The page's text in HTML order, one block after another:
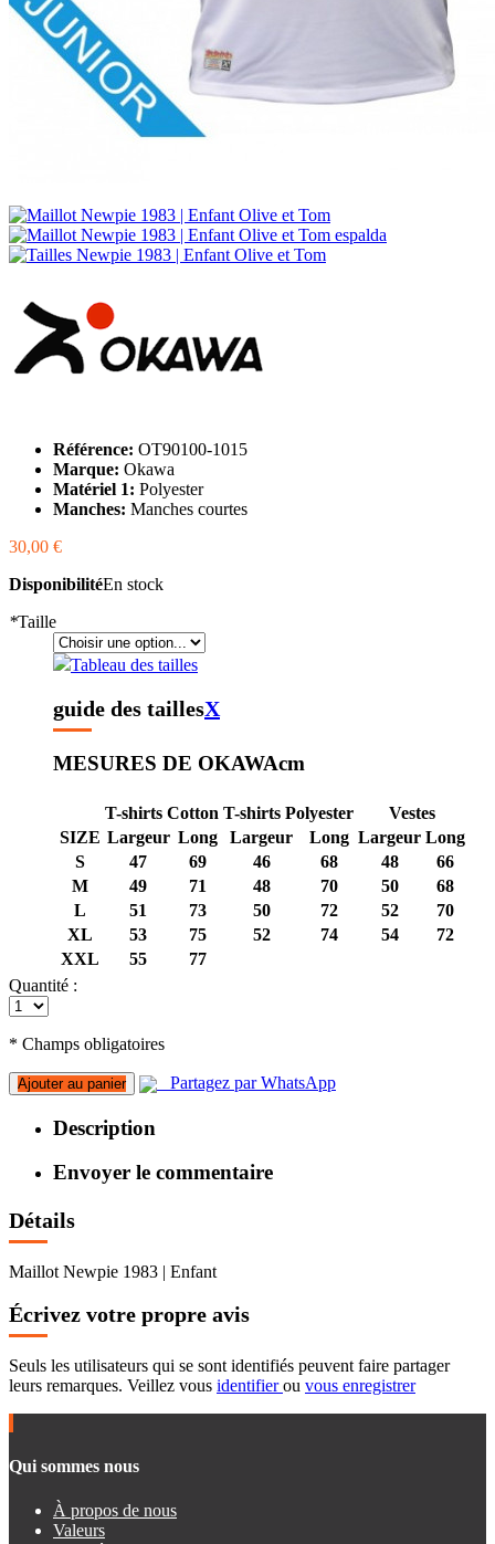
Référence: OT90100-1015
Marque: Okawa
Matériel 1: Polyester
Manches: Manches courtes
30,00 €
DisponibilitéEn stock
*Taille
Tableau des tailles
guide des taillesX
MESURES DE OKAWAcm
T-shirts Cotton T-shirts Polyester
Vestes
SIZE Largeur Long Largeur Long Largeur Long
S
47 69 46 68 48
66
M
49 71 48 70 50
68
L
51 73 50 72 52
70
XL
53 75 52 74 54
72
XXL
55
77
Quantité :
* Champs obligatoires
Ajouter au panier Partagez par WhatsApp
Description
Envoyer le commentaire
Détails
Maillot Newpie 1983 | Enfant
Écrivez votre propre avis
Seuls les utilisateurs qui se sont identifiés peuvent faire partager
leurs remarques. Veillez vous identifierou vous enregistrer
Qui sommes nous
À propos de nous
Valeurs